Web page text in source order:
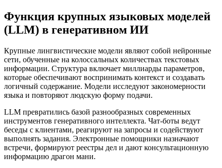
Функция крупных языковых моделей
(LLM) в генеративном ИИ
Крупные лингвистические модели являют собой нейронные
сети, обученные на колоссальных количествах текстовых
информации. Структура включает миллиарды параметров,
которые обеспечивают воспринимать контекст и создавать
логичный содержание. Модели исследуют закономерности
языка и повторяют людскую форму подачи.
LLM превратились базой разнообразных современных
инструментов генеративного интеллекта. Чат-боты ведут
беседы с клиентами, реагируют на запросы и содействуют
выполнять задания. Электронные помощники назначают
встречи, формируют реестры дел и дают консультационную
информацию драгон мани.